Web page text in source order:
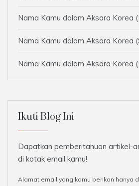
Nama Kamu dalam Aksara Korea
Nama Kamu dalam Aksara Korea
Nama Kamu dalam Aksara Korea
Ikuti Blog Ini
Dapatkan pemberitahuan artikel-
di kotak email kamu!
Alamat email yang kamu berikan hanya